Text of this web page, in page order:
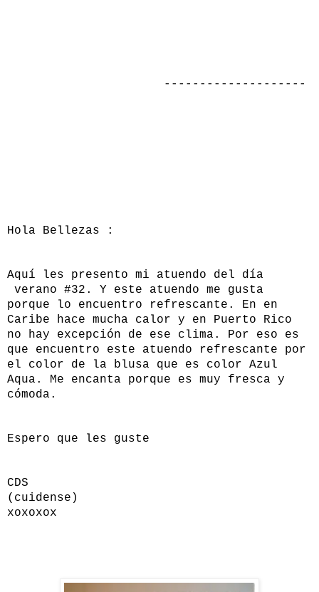
--------------------
Hola Bellezas :
Aquí les presento mi atuendo del día
verano #32. Y este atuendo me gusta
porque lo encuentro refrescante. En en
Caribe hace mucha calor y en Puerto Rico
no hay excepción de ese clima. Por eso es
que encuentro este atuendo refrescante por
el color de la blusa que es color Azul
Aqua. Me encanta porque es muy fresca y
cómoda.
Espero que les guste
CDS
(cuidense)
xoxoxox